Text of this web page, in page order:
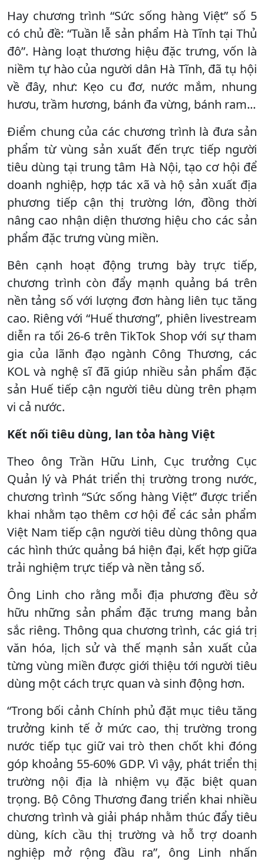
Hay chương trình “Sức sống hàng Việt” số 5
có chủ đề: “Tuần lễ sản phẩm Hà Tĩnh tại Thủ
đô”. Hàng loạt thương hiệu đặc trưng, vốn là
niềm tự hào của người dân Hà Tĩnh, đã tụ hội
về đây, như: Kẹo cu đơ, nước mắm, nhung
hươu, trầm hương, bánh đa vừng, bánh ram...
Điểm chung của các chương trình là đưa sản
phẩm từ vùng sản xuất đến trực tiếp người
tiêu dùng tại trung tâm Hà Nội, tạo cơ hội để
doanh nghiệp, hợp tác xã và hộ sản xuất địa
phương tiếp cận thị trường lớn, đồng thời
nâng cao nhận diện thương hiệu cho các sản
phẩm đặc trưng vùng miền.
Bên cạnh hoạt động trưng bày trực tiếp,
chương trình còn đẩy mạnh quảng bá trên
nền tảng số với lượng đơn hàng liên tục tăng
cao. Riêng với “Huế thương”, phiên livestream
diễn ra tối 26-6 trên TikTok Shop với sự tham
gia của lãnh đạo ngành Công Thương, các
KOL và nghệ sĩ đã giúp nhiều sản phẩm đặc
sản Huế tiếp cận người tiêu dùng trên phạm
vi cả nước.
Kết nối tiêu dùng, lan tỏa hàng Việt
Theo ông Trần Hữu Linh, Cục trưởng Cục
Quản lý và Phát triển thị trường trong nước,
chương trình “Sức sống hàng Việt” được triển
khai nhằm tạo thêm cơ hội để các sản phẩm
Việt Nam tiếp cận người tiêu dùng thông qua
các hình thức quảng bá hiện đại, kết hợp giữa
trải nghiệm trực tiếp và nền tảng số.
Ông Linh cho rằng mỗi địa phương đều sở
hữu những sản phẩm đặc trưng mang bản
sắc riêng. Thông qua chương trình, các giá trị
văn hóa, lịch sử và thế mạnh sản xuất của
từng vùng miền được giới thiệu tới người tiêu
dùng một cách trực quan và sinh động hơn.
“Trong bối cảnh Chính phủ đặt mục tiêu tăng
trưởng kinh tế ở mức cao, thị trường trong
nước tiếp tục giữ vai trò then chốt khi đóng
góp khoảng 55-60% GDP. Vì vậy, phát triển thị
trường nội địa là nhiệm vụ đặc biệt quan
trọng. Bộ Công Thương đang triển khai nhiều
chương trình và giải pháp nhằm thúc đẩy tiêu
dùng, kích cầu thị trường và hỗ trợ doanh
nghiệp mở rộng đầu ra”, ông Linh nhấn